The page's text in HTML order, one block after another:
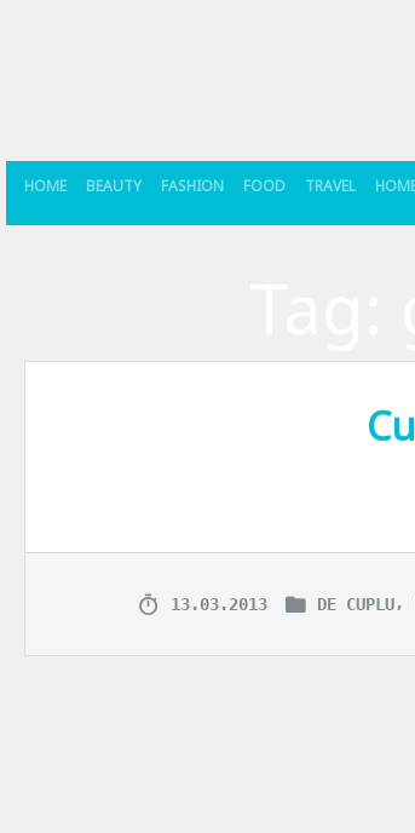
HOME BEAUTY FASHION FOOD TRAVEL
Acum vreo cateva luni am vazut impreuna cu
13.03.2013 DE CUPLU,